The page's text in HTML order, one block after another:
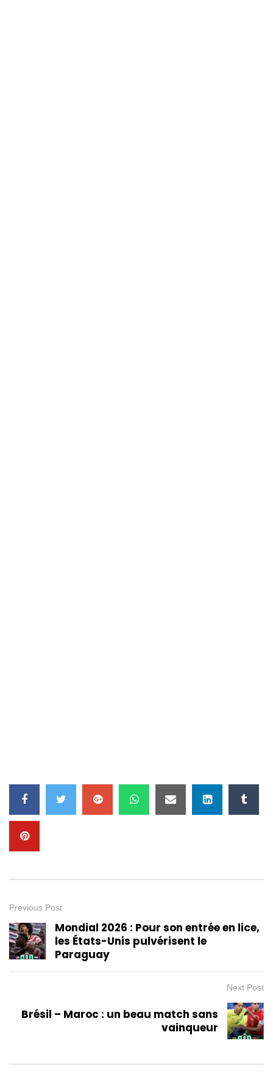
Previous Post
Mondial 2026 : Pour son entrée en lice,
les États-Unis pulvérisent le
Paraguay
Next Post
Brésil – Maroc : un beau match sans
vainqueur